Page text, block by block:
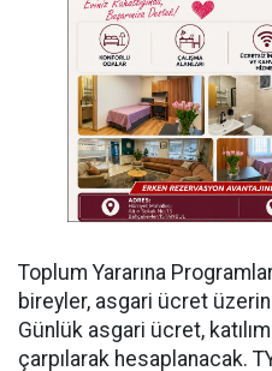
Toplum Yararına
bireyler, asgari ücret
Günlük asgari ücret,
çarpılarak hesaplanacak.